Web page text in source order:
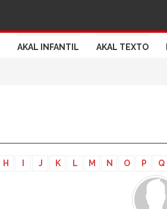
AKAL INFANTIL AKAL TEXTO
H J K L M N O P Q